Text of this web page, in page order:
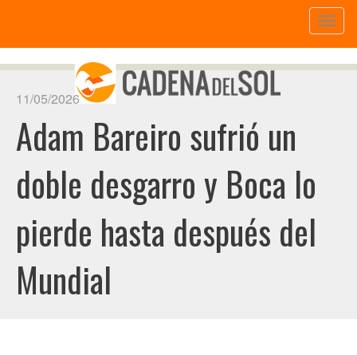
11/05/2026
Adam Bareiro sufrió un
doble desgarro y Boca lo
pierde hasta después del
Mundial